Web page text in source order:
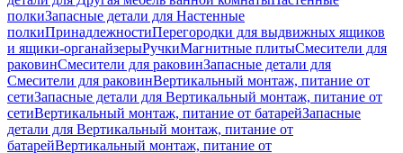
полкиЗапасные детали для Настенные
полкиПринадлежностиПерегородки для выдвижных ящиков
и ящики-органайзерыРучкиМагнитные плитыСмесители для
раковинСмесители для раковинЗапасные детали для
Смесители для раковинВертикальный монтаж, питание от
сетиЗапасные детали для Вертикальный монтаж, питание от
сетиВертикальный монтаж, питание от батарейЗапасные
детали для Вертикальный монтаж, питание от
батарейВертикальный монтаж, питание от